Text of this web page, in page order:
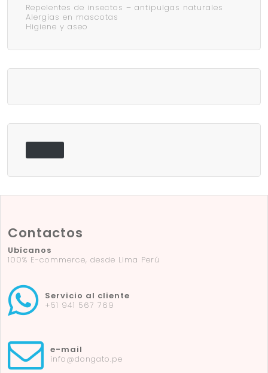
Repelentes de insectos – antipulgas naturales
Alergias en mascotas
Higiene y aseo
Contactos
Ubícanos
100% E-commerce, desde Lima Perú
Servicio al cliente
+51 941 567 769
e-mail
info@dongato.pe